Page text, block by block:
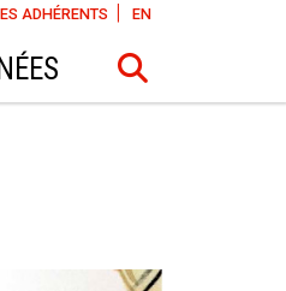
ADHÉRENTS EN